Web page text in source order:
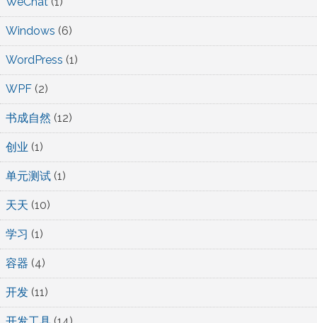
Windows (6)
WordPress (1)
WPF (2)
书成自然 (12)
创业 (1)
单元测试 (1)
天天 (10)
学习 (1)
容器 (4)
开发 (11)